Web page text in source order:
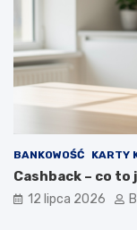
BANKOWOŚĆ KARTY
Cashback – co to
12 lipca 2026